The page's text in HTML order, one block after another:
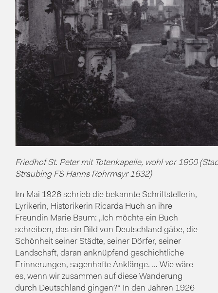
Friedhof St. Peter mit Totenkapelle, wohl vor 1900
Straubing FS Hanns Rohrmayr 1632)
Im Mai 1926 schrieb die bekannte Schriftstellerin,
Lyrikerin, Historikerin Ricarda Huch an ihre
Freundin Marie Baum: „Ich möchte ein Buch
schreiben, das ein Bild von Deutschland gäbe, die
Schönheit seiner Städte, seiner Dörfer, seiner
Landschaft, daran anknüpfend geschichtliche
Erinnerungen, sagenhafte Anklänge. … Wie wäre
es, wenn wir zusammen auf diese Wanderung
durch Deutschland gingen?“ In den Jahren 1926